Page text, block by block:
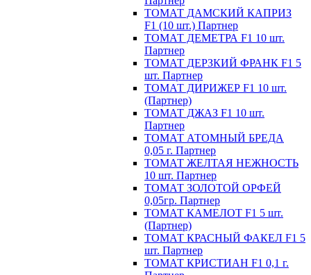
ТОМАТ ДАМСКИЙ КАПРИЗ
F1 (10 шт.) Партнер
ТОМАТ ДЕМЕТРА F1 10 шт.
Партнер
ТОМАТ ДЕРЗКИЙ ФРАНК F1 5
шт. Партнер
ТОМАТ ДИРИЖЕР F1 10 шт.
(Партнер)
ТОМАТ ДЖАЗ F1 10 шт.
Партнер
ТОМАТ АТОМНЫЙ БРЕДА
0,05 г. Партнер
ТОМАТ ЖЕЛТАЯ НЕЖНОСТЬ
10 шт. Партнер
ТОМАТ ЗОЛОТОЙ ОРФЕЙ
0,05гр. Партнер
ТОМАТ КАМЕЛОТ F1 5 шт.
(Партнер)
ТОМАТ КРАСНЫЙ ФАКЕЛ F1 5
шт. Партнер
ТОМАТ КРИСТИАН F1 0,1 г.